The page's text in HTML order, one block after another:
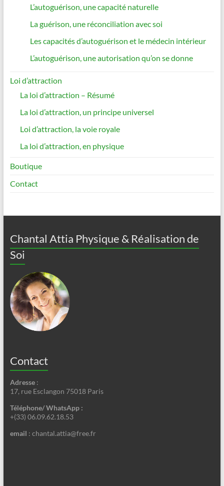
L’autoguérison, une capacité naturelle
La guérison, une réconciliation avec soi
Les capacités d’autoguérison et le médecin intérieur
L’autoguérison, une autorisation qu’on se donne
Loi d’attraction
La loi d’attraction – Résumé
La loi d’attraction, un principe universel
Loi d’attraction, la voie royale
La loi d’attraction, en physique
Boutique
Contact
Chantal Attia Physique & Réalisation de
Soi
Contact
Adresse:
17, rue Esclangon 75018 Paris
Téléphone/ WhatsApp :
+(33) 06.09.62.18.53
email : chantal.attia@free.fr